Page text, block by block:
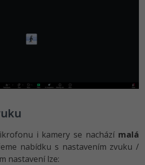
i kamery se nachází malá
nabídku s nastavením zvuku /
nastavení lze: